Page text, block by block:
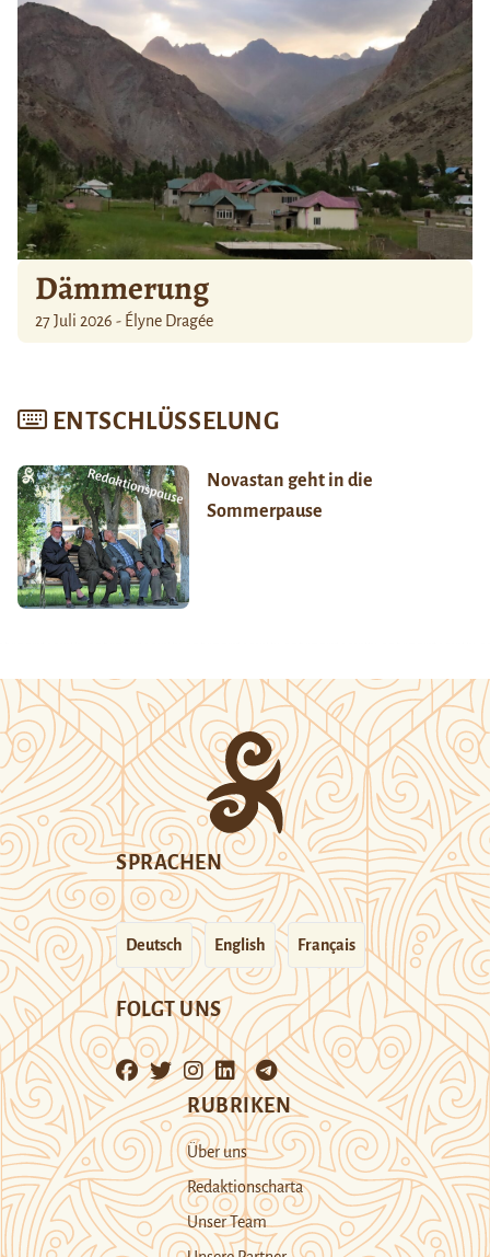
Dämmerung
27 Juli 2026 - Élyne Dragée
ENTSCHLÜSSELUNG
Novastan geht in die
Sommerpause
SPRACHEN
Deutsch English Français
FOLGT UNS
RUBRIKEN
Über uns
Redaktionscharta
Unser Team